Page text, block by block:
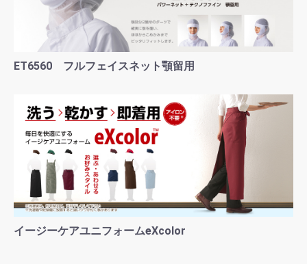
ET6560 フルフェイスネット顎留用
イージーケアユニフォームeXcolor